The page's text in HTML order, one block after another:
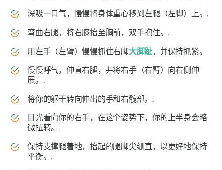
深吸一口气，慢慢将身体重心移到左腿（左脚）上。.
弯曲右腿，将右膝抬至胸前，双手抱住。.
用左手（左臂）慢慢抓住右脚大脚趾，并保持抓紧。
慢慢呼气，伸直右腿，并将右手（右臂）向右侧伸
展。.
将你的躯干转向伸出的手和右髋部。.
目光看向你的右手，在这个姿势下，你的上半身会略
微扭转。.
保持支撑腿着地，抬起的腿脚尖绷直，以更好地保持
平衡。.